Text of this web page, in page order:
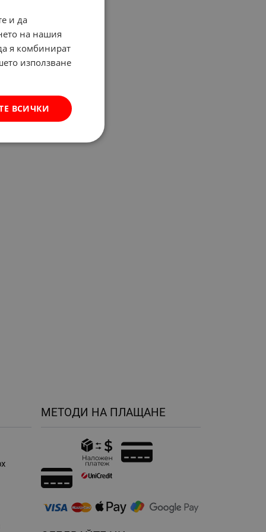
МЕТОДИ НА ПЛАЩАНЕ
и да
на нашия
я комбинират
използване
ВСИЧКИ